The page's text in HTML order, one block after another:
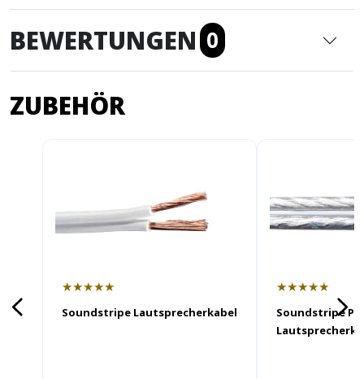
BEWERTUNGEN 0
ZUBEHÖR
★★★★★
Soundstripe Lautsprecherkabel
★★★★★
Soundstripe